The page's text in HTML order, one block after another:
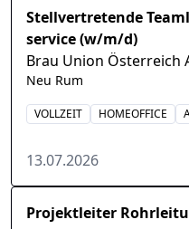
Stellvertretende
service (w/m/d)
Brau Union Österreich
Neu Rum
VOLLZEIT HOMEOFFICE
13.07.2026
Projektleiter